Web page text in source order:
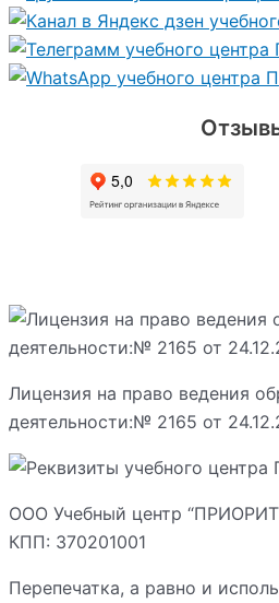
Лицензия на право ведения
деятельности:№ 2165 от
ООО Учебный центр
КПП: 370201001
Перепечатка, а равно и